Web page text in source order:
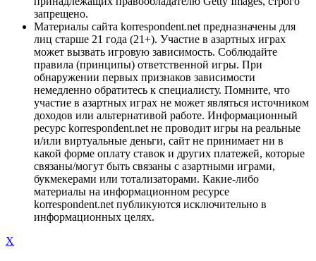
запрещено.
Материалы сайта korrespondent.net предназначены для
лиц старше 21 года (21+). Участие в азартных играх
может вызвать игровую зависимость. Соблюдайте
правила (принципы) ответственной игры. При
обнаружении первых признаков зависимости
немедленно обратитесь к специалисту. Помните, что
участие в азартных играх не может являться источником
доходов или альтернативой работе. Информационный
ресурс korrespondent.net не проводит игры на реальные
и/или виртуальные деньги, сайт не принимает ни в
какой форме оплату ставок и других платежей, которые
связаны/могут быть связаны с азартными играми,
букмекерами или тотализаторами. Какие-либо
материалы на информационном ресурсе
korrespondent.net публикуются исключительно в
информационных целях.
X